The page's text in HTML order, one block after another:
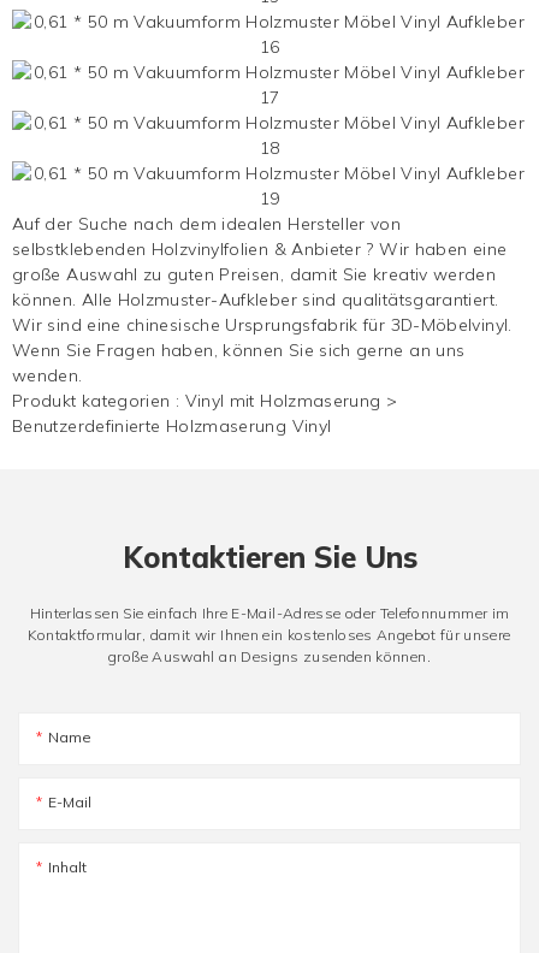
Auf der Suche nach dem idealen Hersteller von
selbstklebenden Holzvinylfolien & Anbieter ? Wir haben eine
große Auswahl zu guten Preisen, damit Sie kreativ werden
können. Alle Holzmuster-Aufkleber sind qualitätsgarantiert.
Wir sind eine chinesische Ursprungsfabrik für 3D-Möbelvinyl.
Wenn Sie Fragen haben, können Sie sich gerne an uns
wenden.
Produkt kategorien : Vinyl mit Holzmaserung >
Benutzerdefinierte Holzmaserung Vinyl
Kontaktieren Sie Uns
Hinterlassen Sie einfach Ihre E-Mail-Adresse oder Telefonnummer im
Kontaktformular, damit wir Ihnen ein kostenloses Angebot für unsere
große Auswahl an Designs zusenden können.
Name
E-Mail
Inhalt